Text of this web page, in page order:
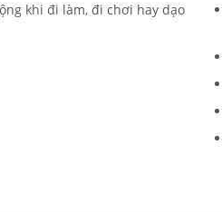
khi đi làm, đi chơi hay dạo